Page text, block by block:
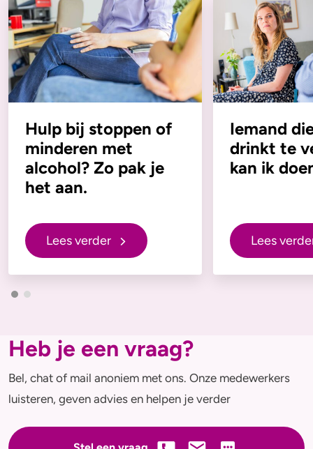
Hulp bij stoppen of
minderen met
alcohol? Zo pak je
het aan.
Lees verder
Iemand
drinkt te
kan ik
Lees
Heb je een vraag?
Bel, chat of mail anoniem met ons. Onze medewerkers
luisteren, geven advies en helpen je verder